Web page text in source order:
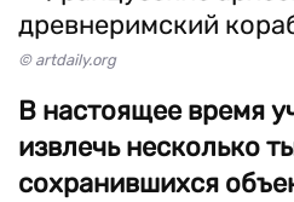
© artdaily.org
В настоящее время
извлечь несколько
сохранившихся